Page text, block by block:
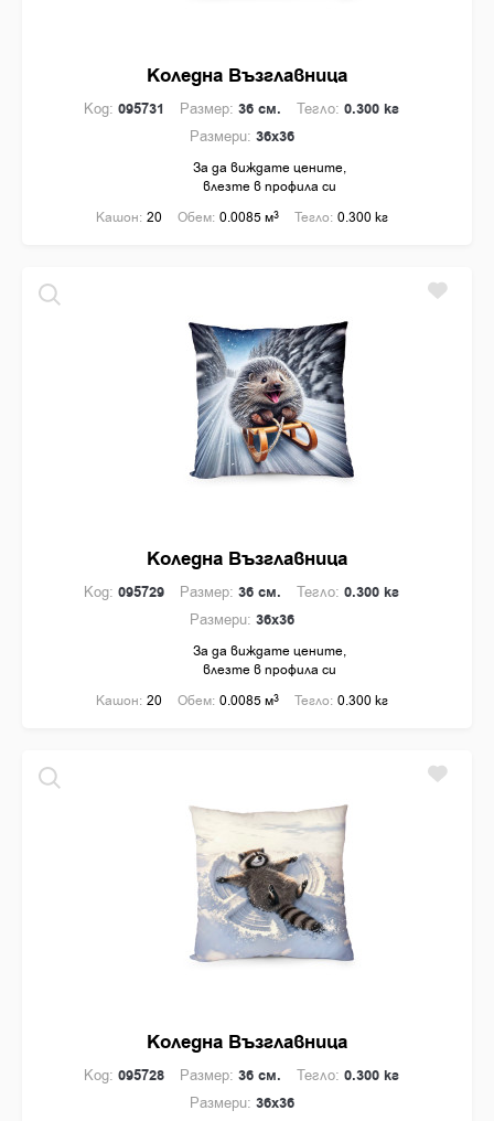
Коледна Възглавница
Код: 095731 Размер: 36 см. Тегло: 0.300 кг
Размери: 36x36
За да виждате цените,
влезте в профила си
Кашон: 20 Обем: 0.0085 м3 Тегло: 0.300 кг
Коледна Възглавница
Код: 095729 Размер: 36 см. Тегло: 0.300 кг
Размери: 36x36
За да виждате цените,
влезте в профила си
Кашон: 20 Обем: 0.0085 м3 Тегло: 0.300 кг
Коледна Възглавница
Код: 095728 Размер: 36 см. Тегло: 0.300 кг
Размери: 36x36